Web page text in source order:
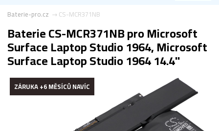
CS-MCR371NB
Baterie-pro.cz
Baterie CS-MCR371NB pro Microsoft
Surface Laptop Studio 1964, Microsoft
Surface Laptop Studio 1964 14.4"
ZÁRUKA +6 MĚSÍCŮ NAVÍC